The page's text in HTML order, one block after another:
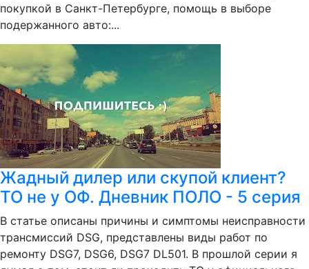
покупкой в Санкт-Петербурге, помощь в выборе
подержанного авто:...
Жадный дилер или скупой клиент?
ТО не у ОФ. Дневник ПОЛО - 5 серия
В статье описаны причины и симптомы неисправности
трансмиссий DSG, представлены виды работ по
ремонту DSG7, DSG6, DSG7 DL501. В прошлой серии я